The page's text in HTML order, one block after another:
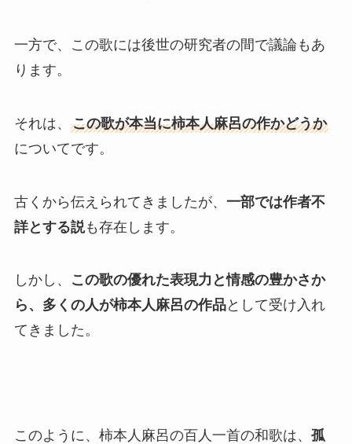
一方で、この歌には後世の研究者の間で議論もあ
ります。
それは、 この歌が本当に柿本人麻呂の作かどうか
についてです。
古くから伝えられてきましたが、 一部では作者不
詳とする説も存在します。
しかし、
この歌の優れた表現力と情感の豊かさか
ら、多くの人が柿本人麻呂の作品として受け入れ
てきました。
このように、柿本人麻呂の百人一首の和歌は、 孤